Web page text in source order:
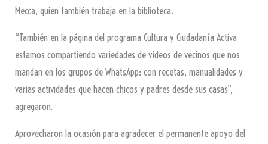
Mecca, quien también trabaja en la biblioteca.
“También en la página del programa Cultura y Ciudadanía Activa
estamos compartiendo variedades de vídeos de vecinos que nos
mandan en los grupos de WhatsApp: con recetas, manualidades y
varias actividades que hacen chicos y padres desde sus casas”,
agregaron.
Aprovecharon la ocasión para agradecer el permanente apoyo del